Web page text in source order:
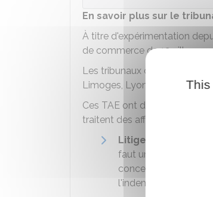
En savoir plus sur le
À titre d'expérimentation
de commerce de 12 villes
Les tribunaux des villes
Limoges, Lyon, Marseille,
Ces TAE ont des
traitent des affaires suivantes :
Litiges sur les
faut un lien suffisant
concernant la
l'indemnité d'éviction.